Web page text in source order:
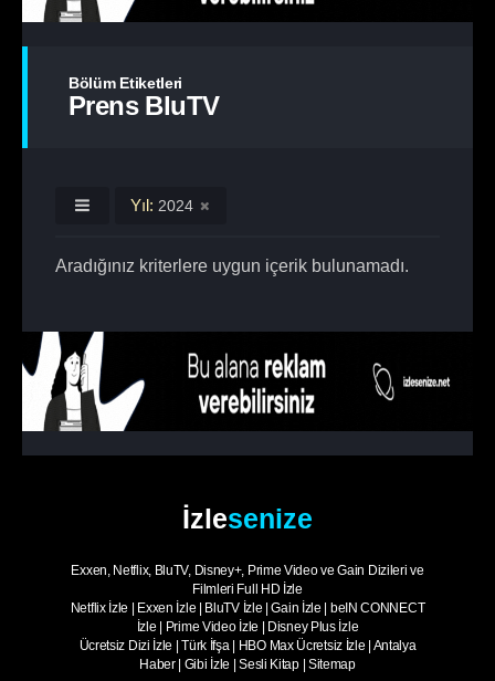
Bölüm Etiketleri
Prens BluTV
Yıl: 2024
Aradığınız kriterlere uygun içerik bulunamadı.
İzlesenize
Exxen, Netflix, BluTV, Disney+, Prime Video ve Gain Dizileri ve
Filmleri Full HD İzle
Netflix İzle
Exxen İzle BluTV İzle |Gain İzle
beIN CONNECT
İzle
Prime Video İzle
Disney Plus İzle
Ücretsiz Dizi İzle |Türk İfşa| HBO Max Ücretsiz İzle Antalya
Haber| Gibi İzle |Sesli Kitap| Sitemap